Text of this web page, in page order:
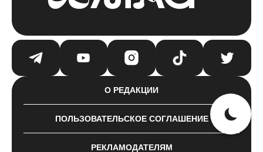
О РЕДАКЦИИ
ПОЛЬЗОВАТЕЛЬСКОЕ СОГЛАШЕНИЕ
РЕКЛАМОДАТЕЛЯМ